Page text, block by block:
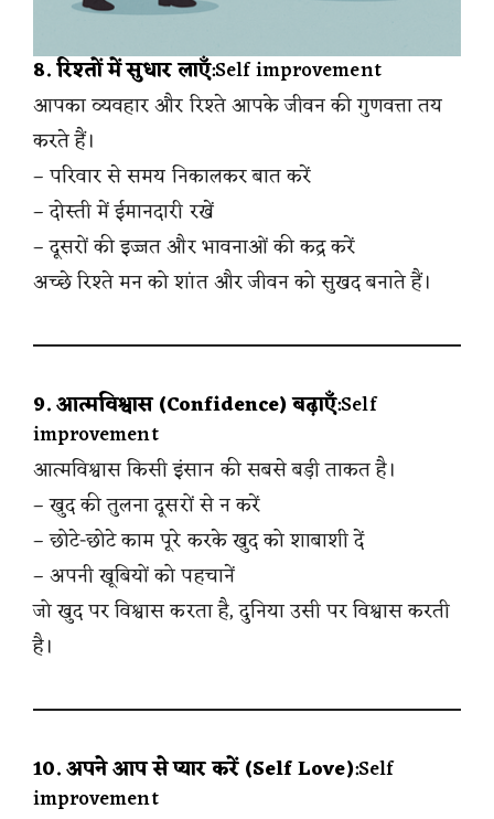
8. रिश्तों में सुधार लाएँ:Self improvement
आपका व्यवहार और रिश्ते आपके जीवन की गुणवत्ता तय
करते हैं।
– परिवार से समय निकालकर बात करें
– दोस्ती में ईमानदारी रखें
– दूसरों की इज्जत और भावनाओं की कद्र करें
अच्छे रिश्ते मन को शांत और जीवन को सुखद बनाते हैं।
9. आत्मविश्वास (Confidence) बढ़ाएँ:Self
improvement
आत्मविश्वास किसी इंसान की सबसे बड़ी ताकत है।
– खुद की तुलना दूसरों से न करें
– छोटे-छोटे काम पूरे करके खुद को शाबाशी दें
– अपनी खूबियों को पहचानें
जो खुद पर विश्वास करता है, दुनिया उसी पर विश्वास करती
है।
10. अपने आप से प्यार करें (Self Love):Self
improvement